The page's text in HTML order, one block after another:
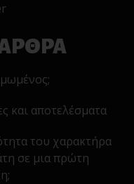
και αποτελέσματα
του χαρακτήρα
σε μια πρώτη